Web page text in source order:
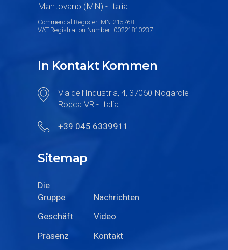
Mantovano (MN) - Italia
Commercial Register: MN 215768
VAT Registration Number: 00221810237
In Kontakt Kommen
Via dell’Industria, 4, 37060 Nogarole
Rocca VR - Italia
+39 045 6339911
Sitemap
Die
Gruppe
Nachrichten
Geschäft
Video
Präsenz
Kontakt